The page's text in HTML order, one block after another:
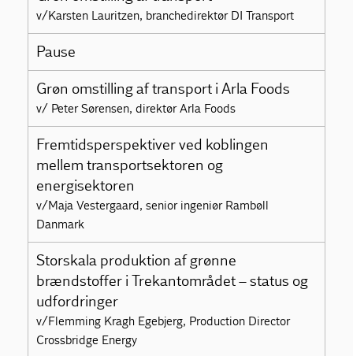
v/Karsten Lauritzen, branchedirektør DI Transport
Pause
Grøn omstilling af transport i Arla Foods
v/ Peter Sørensen, direktør Arla Foods
Fremtidsperspektiver ved koblingen
mellem transportsektoren og
energisektoren
v/Maja Vestergaard, senior ingeniør Rambøll
Danmark
Storskala produktion af grønne
brændstoffer i Trekantområdet – status og
udfordringer
v/Flemming Kragh Egebjerg, Production Director
Crossbridge Energy